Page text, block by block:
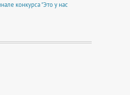
конкурса "Это у нас